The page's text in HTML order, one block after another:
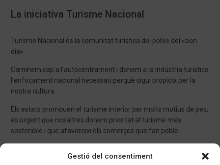
Gestió del consentiment
La iniciativa Turisme Nacional
Turisme Nacional és la comunitat turística del poble del «bon
dia».
Caminem cap a l’autocentrament i donem a la indústria turística
l’enfocament nacional necessari perquè sigui propícia per la
nostra cultura.
Els estats promouen el turisme interior per molts motius de pes;
és urgent que nosaltres donem prioritat al turisme més
sostenible i que afavoreixi els comerços que fan poble.
amfitrions (els beneficis, a més a més, ens ajudaran a seguir